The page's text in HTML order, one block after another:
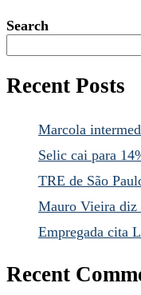
Search
Recent Posts
Marcola
Selic cai para
TRE de São
Mauro Vieira diz
Empregada cita
Recent